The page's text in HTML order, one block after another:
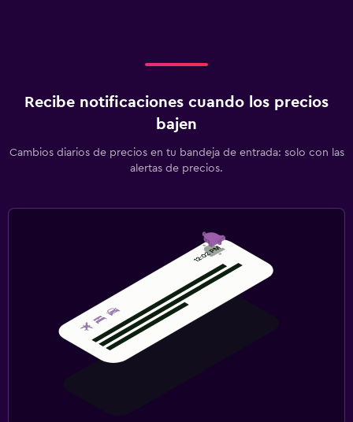
Recibe notificaciones cuando los precios
bajen
Cambios diarios de precios en tu bandeja de entrada: solo con las
alertas de precios.